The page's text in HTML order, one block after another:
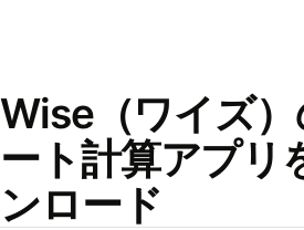
Wise（ワイズ
ート計算アプリ
ンロード